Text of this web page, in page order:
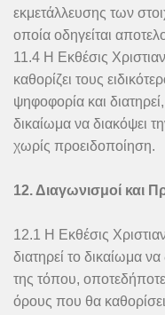
εκμετάλλευσης των
οποία οδηγείται
11.4 Η Εκθέσις
καθορίζει τους
ψηφοφορία και
δικαίωμα να διακόψει
χωρίς προειδοποίηση.
12. Διαγωνισμοί και
12.1 Η Εκθέσις
διατηρεί το δικαίωμα
της τόπου, οποτεδήποτε
όρους που θα καθορίσει